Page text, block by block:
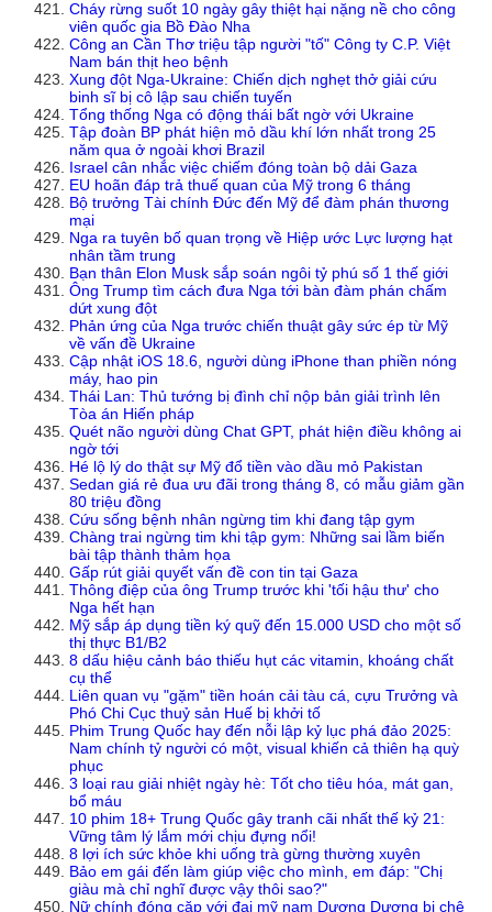
Cháy rừng suốt 10 ngày gây thiệt hại nặng nề cho công
viên quốc gia Bồ Đào Nha
Công an Cần Thơ triệu tập người "tố" Công ty C.P. Việt
Nam bán thịt heo bệnh
Xung đột Nga-Ukraine: Chiến dịch nghẹt thở giải cứu
binh sĩ bị cô lập sau chiến tuyến
Tổng thống Nga có động thái bất ngờ với Ukraine
Tập đoàn BP phát hiện mỏ dầu khí lớn nhất trong 25
năm qua ở ngoài khơi Brazil
Israel cân nhắc việc chiếm đóng toàn bộ dải Gaza
EU hoãn đáp trả thuế quan của Mỹ trong 6 tháng
Bộ trưởng Tài chính Đức đến Mỹ để đàm phán thương
mại
Nga ra tuyên bố quan trọng về Hiệp ước Lực lượng hạt
nhân tầm trung
Bạn thân Elon Musk sắp soán ngôi tỷ phú số 1 thế giới
Ông Trump tìm cách đưa Nga tới bàn đàm phán chấm
dứt xung đột
Phản ứng của Nga trước chiến thuật gây sức ép từ Mỹ
về vấn đề Ukraine
Cập nhật iOS 18.6, người dùng iPhone than phiền nóng
máy, hao pin
Thái Lan: Thủ tướng bị đình chỉ nộp bản giải trình lên
Tòa án Hiến pháp
Quét não người dùng Chat GPT, phát hiện điều không ai
ngờ tới
Hé lộ lý do thật sự Mỹ đổ tiền vào dầu mỏ Pakistan
Sedan giá rẻ đua ưu đãi trong tháng 8, có mẫu giảm gần
80 triệu đồng
Cứu sống bệnh nhân ngừng tim khi đang tập gym
Chàng trai ngừng tim khi tập gym: Những sai lầm biến
bài tập thành thảm họa
Gấp rút giải quyết vấn đề con tin tại Gaza
Thông điệp của ông Trump trước khi 'tối hậu thư' cho
Nga hết hạn
Mỹ sắp áp dụng tiền ký quỹ đến 15.000 USD cho một số
thị thực B1/B2
8 dấu hiệu cảnh báo thiếu hụt các vitamin, khoáng chất
cụ thể
Liên quan vụ "gặm" tiền hoán cải tàu cá, cựu Trưởng và
Phó Chi Cục thuỷ sản Huế bị khởi tố
Phim Trung Quốc hay đến nỗi lập kỷ lục phá đảo 2025:
Nam chính tỷ người có một, visual khiến cả thiên hạ quỳ
phục
3 loại rau giải nhiệt ngày hè: Tốt cho tiêu hóa, mát gan,
bổ máu
10 phim 18+ Trung Quốc gây tranh cãi nhất thế kỷ 21:
Vững tâm lý lắm mới chịu đựng nổi!
8 lợi ích sức khỏe khi uống trà gừng thường xuyên
Bảo em gái đến làm giúp việc cho mình, em đáp: "Chị
giàu mà chỉ nghĩ được vậy thôi sao?"
Nữ chính đóng cặp với đại mỹ nam Dương Dương bị chê